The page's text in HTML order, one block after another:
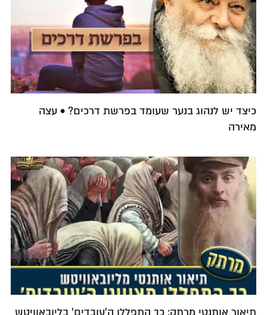
כיצד יש לנהוג בנער שעומד בפרשת דרכים? • עצה
מאירה